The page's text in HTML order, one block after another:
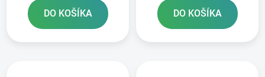
DO KOŠÍKA DO KOŠÍKA